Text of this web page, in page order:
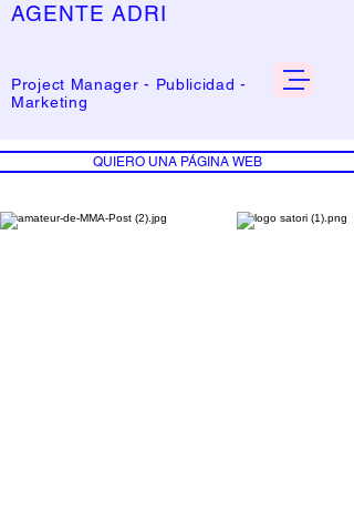
AGENTE ADRI
Project Manager - Publicidad -
Marketing
QUIERO UNA PÁGINA WEB